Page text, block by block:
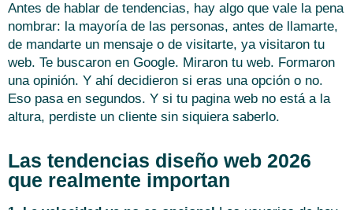
Antes de hablar de tendencias, hay algo que vale la pena
nombrar: la mayoría de las personas, antes de llamarte,
de mandarte un mensaje o de visitarte, ya visitaron tu
web. Te buscaron en Google. Miraron tu web. Formaron
una opinión. Y ahí decidieron si eras una opción o no.
Eso pasa en segundos. Y si tu pagina web no está a la
altura, perdiste un cliente sin siquiera saberlo.
Las tendencias diseño web 2026
que realmente importan